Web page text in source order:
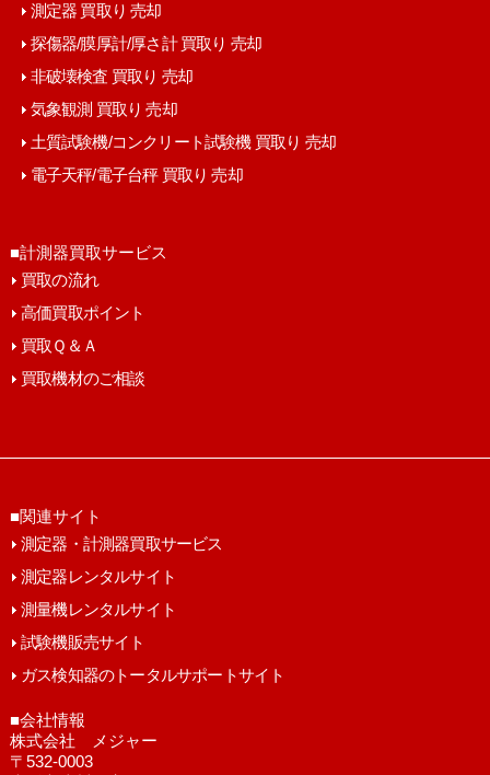
測定器 買取り 売却
探傷器/膜厚計/厚さ計 買取り 売却
非破壊検査 買取り 売却
気象観測 買取り 売却
土質試験機/コンクリート試験機 買取り 売却
電子天秤/電子台秤 買取り 売却
■計測器買取サービス
買取の流れ
高価買取ポイント
買取Ｑ＆Ａ
買取機材のご相談
■関連サイト
測定器・計測器買取サービス
測定器レンタルサイト
測量機レンタルサイト
試験機販売サイト
ガス検知器のトータルサポートサイト
■会社情報
株式会社 メジャー
〒532-0003